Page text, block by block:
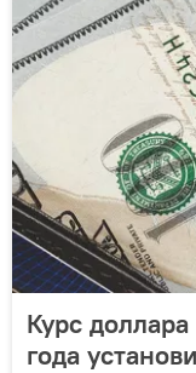
Курс
года